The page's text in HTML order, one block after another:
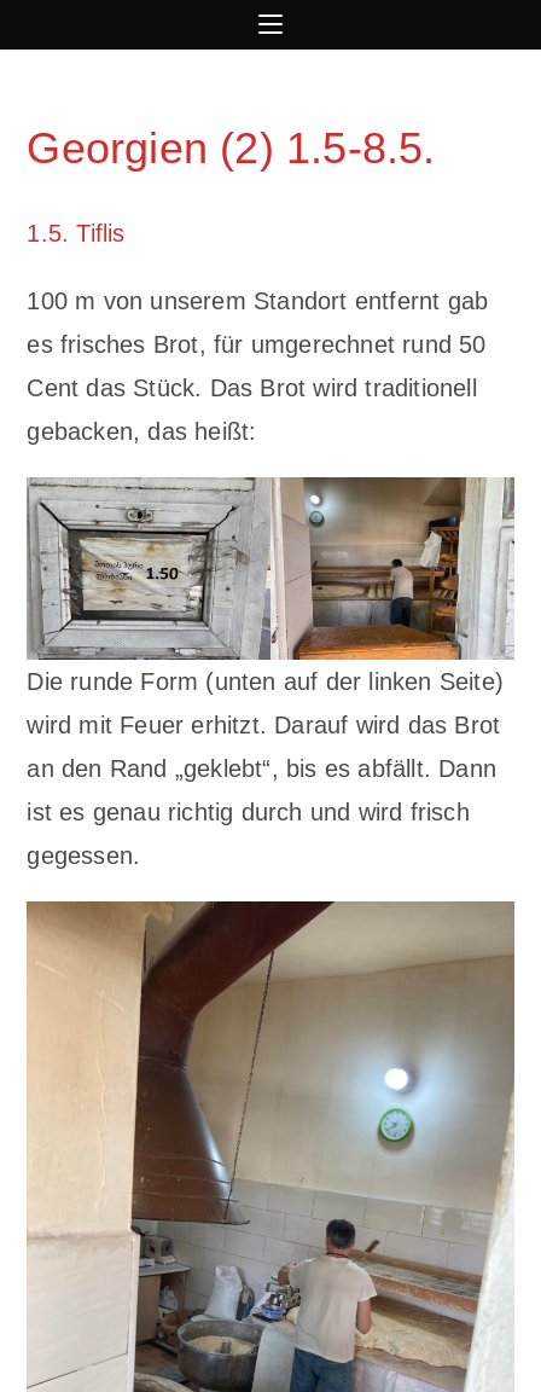
Georgien (2) 1.5-8.5.
1.5. Tiflis
100 m von unserem Standort entfernt gab
es frisches Brot, für umgerechnet rund 50
Cent das Stück. Das Brot wird traditionell
gebacken, das heißt:
Die runde Form (unten auf der linken Seite)
wird mit Feuer erhitzt. Darauf wird das Brot
an den Rand „geklebt“, bis es abfällt. Dann
ist es genau richtig durch und wird frisch
gegessen.